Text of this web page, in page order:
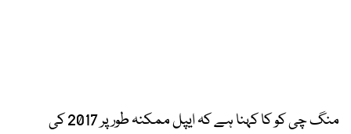
منگ چی کو کا کہنا ہے کہ ایپل ممکنہ طور پر 2017 کی